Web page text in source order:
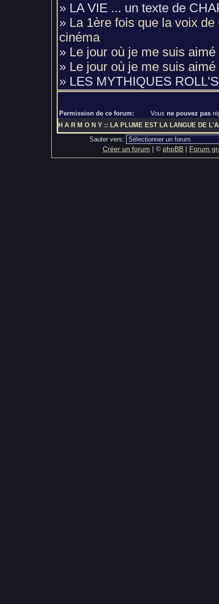
» LA VIE ... un texte de
» La 1ère fois que la voix
cinéma
» Le jour où je me suis
» Le jour où je me suis
» LES MYTHIQUES
Permission de ce forum: Vous ne pouvez pas
H A R M O N Y:: LA PLUME EST LA LANGUE DE
Sauter vers:
Créer un forum | © phpBB | Forum